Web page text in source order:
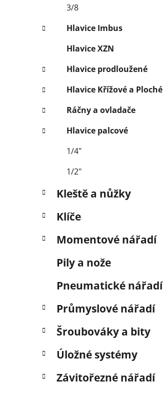
3/8
Hlavice Imbus
Hlavice XZN
Hlavice prodloužené
Hlavice Křížové a Ploché
Ráčny a ovladače
Hlavice palcové
1/4"
1/2"
Kleště a nůžky
Klíče
Momentové nářadí
Pily a nože
Pneumatické nářadí
Průmyslové nářadí
Šroubováky a bity
Úložné systémy
Závitořezné nářadí